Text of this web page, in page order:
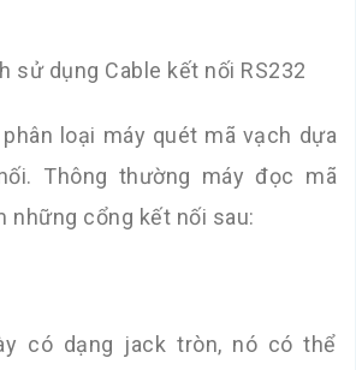
sử dụng Cable kết nối RS232
loại máy quét mã vạch dựa
Thông thường máy đọc mã
những cổng kết nối sau:
có dạng jack tròn, nó có thể